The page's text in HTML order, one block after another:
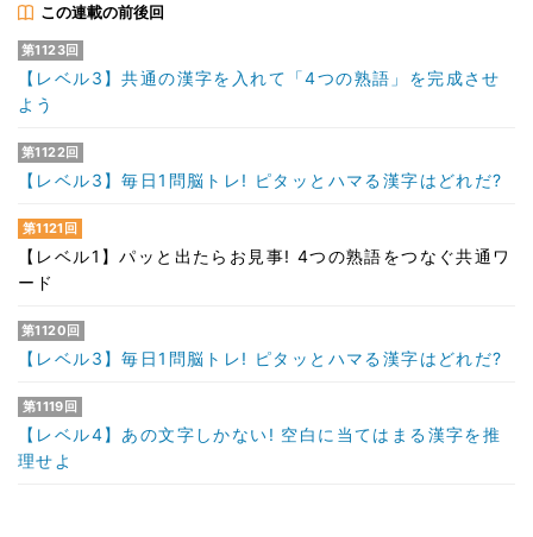
この連載の前後回
第1123回
【レベル3】共通の漢字を入れて「4つの熟語」を完成させ
よう
第1122回
【レベル3】毎日1問脳トレ! ピタッとハマる漢字はどれだ?
第1121回
【レベル1】パッと出たらお見事! 4つの熟語をつなぐ共通ワ
ード
第1120回
【レベル3】毎日1問脳トレ! ピタッとハマる漢字はどれだ?
第1119回
【レベル4】あの文字しかない! 空白に当てはまる漢字を推
理せよ